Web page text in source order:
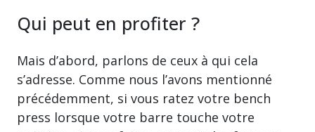
Qui peut en profiter ?
Mais d’abord, parlons de ceux à qui cela
s’adresse. Comme nous l’avons mentionné
précédemment, si vous ratez votre bench
press lorsque votre barre touche votre